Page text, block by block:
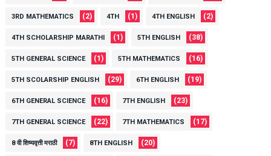
3RD MATHEMATICS (2) 4TH (1) 4TH ENGLISH (2)
4TH SCHOLARSHIP MARATHI (1) 5TH ENGLISH (38)
5TH GENERAL SCIENCE (1) 5TH MATHEMATICS (16)
5TH SCOLARSHIP ENGLISH (29) 6TH ENGLISH (19)
6TH GENERAL SCIENCE (16) 7TH ENGLISH (23)
7TH GENERAL SCIENCE (22) 7TH MATHEMATICS (17)
8 वी शिष्यवृत्ती मराठी (7) 8TH ENGLISH (20)